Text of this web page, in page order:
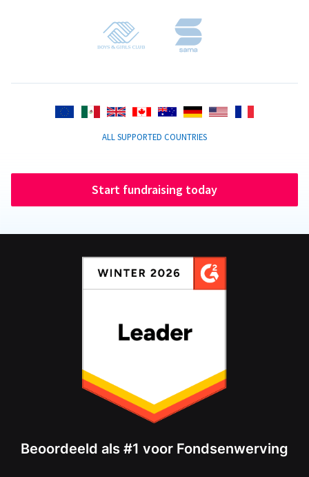
ALL SUPPORTED COUNTRIES
Start fundraising today
Beoordeeld als #1 voor Fondsenwerving